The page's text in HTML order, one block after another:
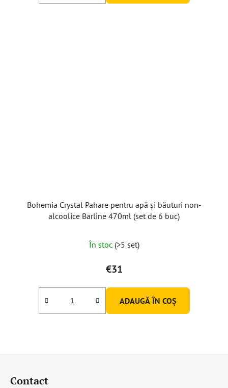
Bohemia Crystal Pahare pentru apă și băuturi non-
alcoolice Barline 470ml (set de 6 buc)
În stoc (>5 set)
€31
ADAUGĂ ÎN COŞ
Contact